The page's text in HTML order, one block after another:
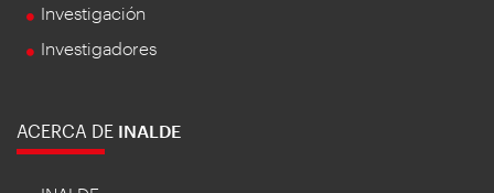
Investigación
Investigadores
ACERCA DE INALDE